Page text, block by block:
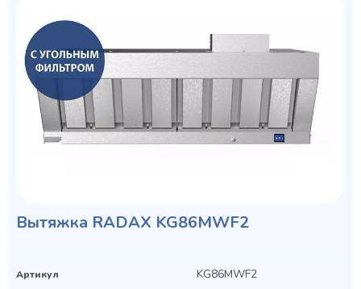
Вытяжка RADAX KG86MWF2
Артикул KG86MWF2